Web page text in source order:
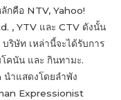
กคือ NTV, Yahoo!
, YTV และ CTV ดังนั้น
ริษัท เหล่านี้จะได้รับการ
คนัน และ กินทามะ.
นำแสดงโดยลำพัง
Expressionist